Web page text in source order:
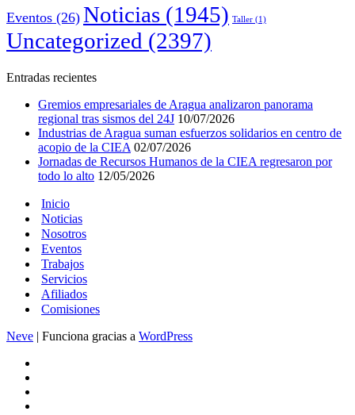
Eventos (26) Noticias (1945) Taller (1)
Uncategorized (2397)
Entradas recientes
Gremios empresariales de Aragua analizaron panorama
regional tras sismos del 24J 10/07/2026
Industrias de Aragua suman esfuerzos solidarios en centro de
acopio de la CIEA 02/07/2026
Jornadas de Recursos Humanos de la CIEA regresaron por
todo lo alto 12/05/2026
Inicio
Noticias
Nosotros
Eventos
Trabajos
Servicios
Afiliados
Comisiones
Neve | Funciona gracias a WordPress